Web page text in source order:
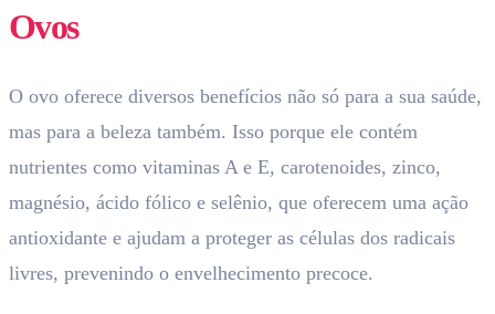
Ovos
O ovo oferece diversos benefícios não só para a sua saúde,
mas para a beleza também. Isso porque ele contém
nutrientes como vitaminas A e E, carotenoides, zinco,
magnésio, ácido fólico e selênio, que oferecem uma ação
antioxidante e ajudam a proteger as células dos radicais
livres, prevenindo o envelhecimento precoce.